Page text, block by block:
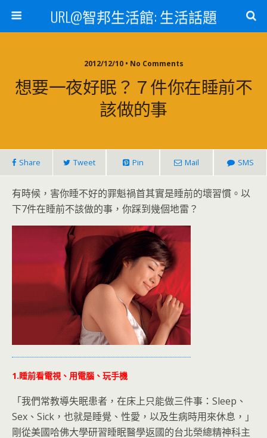
URL@智邦生活館: 生活話題
2012/12/10 • No Comments
想要一夜好眠？７件你在睡前不
該做的事
Share Tweet Pin Mail SMS
有時候，害你睡不好的罪魁禍首其實是睡前的壞習慣。以
下7件在睡前不該做的事，你踩到幾個地雷？
1.睡前看電視、用電腦、玩手機
「我們常教導失眠患者，在床上只能做三件事：Sleep、
Sex、Sick，也就是睡覺、性愛，以及生病時用來休息，」
剛從美國哈佛大學研習睡眠醫學返國的台北榮總精神科主